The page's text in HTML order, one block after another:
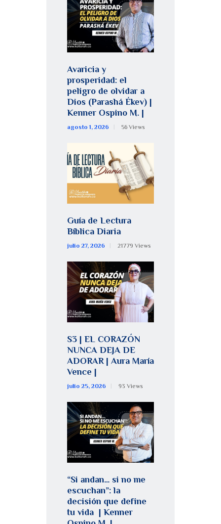
Avaricia y
prosperidad: el
peligro de olvidar a
Dios (Parashá Ékev) |
Kenner Ospino M. |
agosto 1, 2026 56 Views
Guía de Lectura
Bíblica Diaria
julio 27, 2026 21779 Views
S3 | EL CORAZÓN
NUNCA DEJA DE
ADORAR | Aura María
Vence |
julio 25, 2026 93 Views
“Si andan… si no me
escuchan”: la
decisión que define
tu vida | Kenner